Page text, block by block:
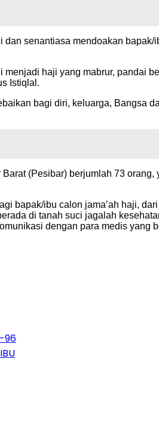
senantiasa mendoakan
haji yang mabrur, pandai
Istiqlal.
bagi diri, keluarga, Bangsa
(Pesibar) berjumlah 73
bapak/ibu calon jama’ah haji,
di tanah suci jagalah
dengan para medis yang
96